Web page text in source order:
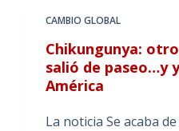
CAMBIO GLOBAL
Chikungunya:
salió de paseo…y
América
La noticia Se acaba